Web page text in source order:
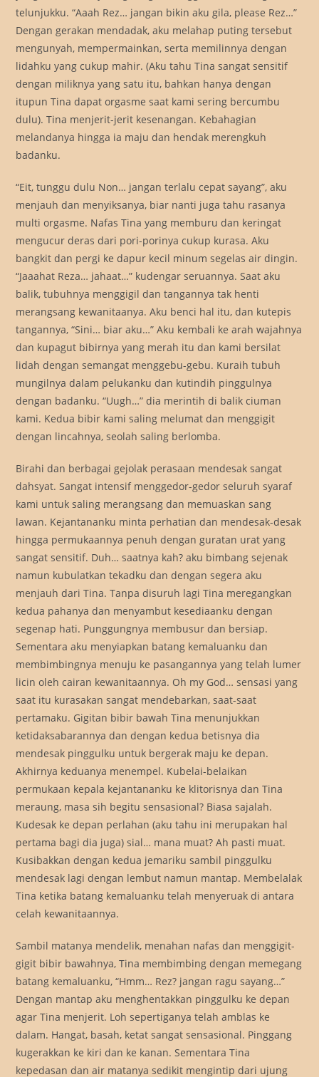
telunjukku. “Aaah Rez… jangan bikin aku gila, please Rez…”
Dengan gerakan mendadak, aku melahap puting tersebut
mengunyah, mempermainkan, serta memilinnya dengan
lidahku yang cukup mahir. (Aku tahu Tina sangat sensitif
dengan miliknya yang satu itu, bahkan hanya dengan
itupun Tina dapat orgasme saat kami sering bercumbu
dulu). Tina menjerit-jerit kesenangan. Kebahagian
melandanya hingga ia maju dan hendak merengkuh
badanku.
“Eit, tunggu dulu Non… jangan terlalu cepat sayang”, aku
menjauh dan menyiksanya, biar nanti juga tahu rasanya
multi orgasme. Nafas Tina yang memburu dan keringat
mengucur deras dari pori-porinya cukup kurasa. Aku
bangkit dan pergi ke dapur kecil minum segelas air dingin.
“Jaaahat Reza… jahaat…” kudengar seruannya. Saat aku
balik, tubuhnya menggigil dan tangannya tak henti
merangsang kewanitaanya. Aku benci hal itu, dan kutepis
tangannya, “Sini… biar aku…” Aku kembali ke arah wajahnya
dan kupagut bibirnya yang merah itu dan kami bersilat
lidah dengan semangat menggebu-gebu. Kuraih tubuh
mungilnya dalam pelukanku dan kutindih pinggulnya
dengan badanku. “Uugh…” dia merintih di balik ciuman
kami. Kedua bibir kami saling melumat dan menggigit
dengan lincahnya, seolah saling berlomba.
Birahi dan berbagai gejolak perasaan mendesak sangat
dahsyat. Sangat intensif menggedor-gedor seluruh syaraf
kami untuk saling merangsang dan memuaskan sang
lawan. Kejantananku minta perhatian dan mendesak-desak
hingga permukaannya penuh dengan guratan urat yang
sangat sensitif. Duh… saatnya kah? aku bimbang sejenak
namun kubulatkan tekadku dan dengan segera aku
menjauh dari Tina. Tanpa disuruh lagi Tina meregangkan
kedua pahanya dan menyambut kesediaanku dengan
segenap hati. Punggungnya membusur dan bersiap.
Sementara aku menyiapkan batang kemaluanku dan
membimbingnya menuju ke pasangannya yang telah lumer
licin oleh cairan kewanitaannya. Oh my God… sensasi yang
saat itu kurasakan sangat mendebarkan, saat-saat
pertamaku. Gigitan bibir bawah Tina menunjukkan
ketidaksabarannya dan dengan kedua betisnya dia
mendesak pinggulku untuk bergerak maju ke depan.
Akhirnya keduanya menempel. Kubelai-belaikan
permukaan kepala kejantananku ke klitorisnya dan Tina
meraung, masa sih begitu sensasional? Biasa sajalah.
Kudesak ke depan perlahan (aku tahu ini merupakan hal
pertama bagi dia juga) sial… mana muat? Ah pasti muat.
Kusibakkan dengan kedua jemariku sambil pinggulku
mendesak lagi dengan lembut namun mantap. Membelalak
Tina ketika batang kemaluanku telah menyeruak di antara
celah kewanitaannya.
Sambil matanya mendelik, menahan nafas dan menggigit-
gigit bibir bawahnya, Tina membimbing dengan memegang
batang kemaluanku, “Hmm… Rez? jangan ragu sayang…”
Dengan mantap aku menghentakkan pinggulku ke depan
agar Tina menjerit. Loh sepertiganya telah amblas ke
dalam. Hangat, basah, ketat sangat sensasional. Pinggang
kugerakkan ke kiri dan ke kanan. Sementara Tina
kepedasan dan air matanya sedikit mengintip dari ujung